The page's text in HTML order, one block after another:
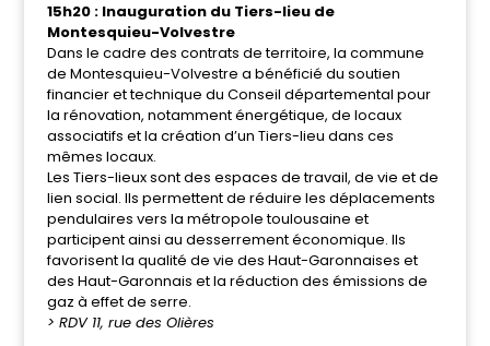
15h20 : Inauguration du Tiers-lieu de
Montesquieu-Volvestre
Dans le cadre des contrats de territoire, la commune
de Montesquieu-Volvestre a bénéficié du soutien
financier et technique du Conseil départemental pour
la rénovation, notamment énergétique, de locaux
associatifs et la création d’un Tiers-lieu dans ces
mêmes locaux.
Les Tiers-lieux sont des espaces de travail, de vie et de
lien social. Ils permettent de réduire les déplacements
pendulaires vers la métropole toulousaine et
participent ainsi au desserrement économique. Ils
favorisent la qualité de vie des Haut-Garonnaises et
des Haut-Garonnais et la réduction des émissions de
gaz à effet de serre.
> RDV 11, rue des Olières